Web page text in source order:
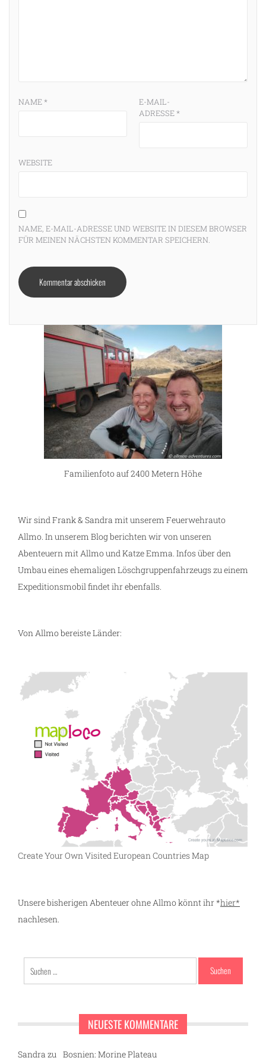
NAME*
E-MAIL-
ADRESSE*
WEBSITE
NAME, E-MAIL-ADRESSE UND WEBSITE IN DIESEM BROWSER
FÜR MEINEN NÄCHSTEN KOMMENTAR SPEICHERN.
Familienfoto auf 2400 Metern Höhe
Wir sind Frank & Sandra mit unserem Feuerwehrauto
Allmo. In unserem Blog berichten wir von unseren
Abenteuern mit Allmo und Katze Emma. Infos über den
Umbau eines ehemaligen Löschgruppenfahrzeugs zu einem
Expeditionsmobil findet ihr ebenfalls.
Von Allmo bereiste Länder:
Create Your Own Visited European Countries Map
Unsere bisherigen Abenteuer ohne Allmo könnt ihr *hier*
nachlesen.
nach:
NEUESTE KOMMENTARE
Sandra zu Bosnien: Morine Plateau